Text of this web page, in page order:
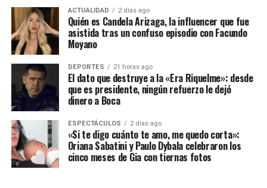
ACTUALIDAD 2 días ago
Quién es Candela Arizaga, la influencer que fue
asistida tras un confuso episodio con Facundo
Moyano
DEPORTES 21 horas ago
El dato que destruye a la «Era Riquelme»: desde
que es presidente, ningún refuerzo le dejó
dinero a Boca
ESPECTÁCULOS 2 días ago
«Si te digo cuánto te amo, me quedo corta»:
Oriana Sabatini y Paulo Dybala celebraron los
cinco meses de Gia con tiernas fotos